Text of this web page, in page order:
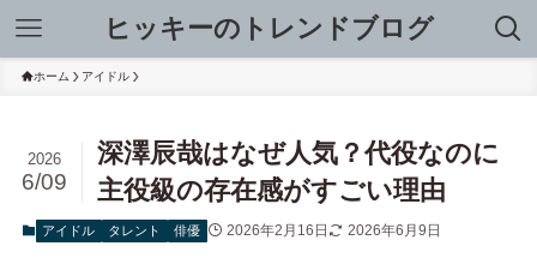
ヒッキーのトレンドブログ
ホーム アイドル
深澤辰哉はなぜ人気？代役なのに
主役級の存在感がすごい理由
2026
6/09
アイドル タレント 俳優 2026年2月16日 2026年6月9日